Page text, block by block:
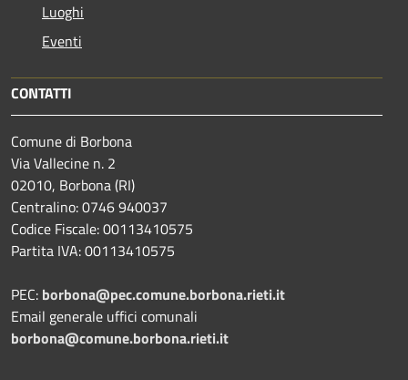
Luoghi
Eventi
CONTATTI
Comune di Borbona
Via Vallecine n. 2
02010, Borbona (RI)
Centralino: 0746 940037
Codice Fiscale: 00113410575
Partita IVA: 00113410575
PEC: borbona@pec.comune.borbona.rieti.it
Email generale uffici comunali
borbona@comune.borbona.rieti.it